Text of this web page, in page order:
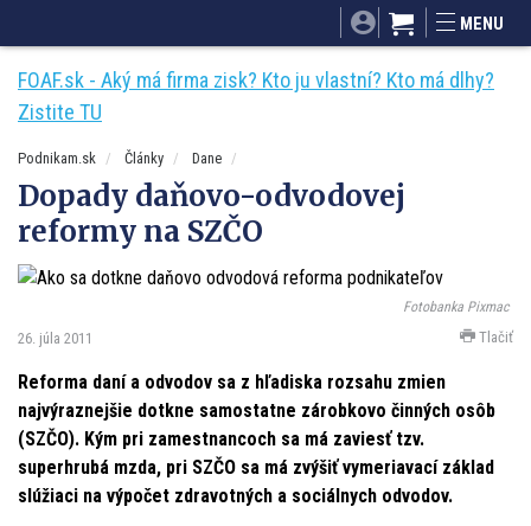
Mnamky-recepty.sk
MENU
FOAF.sk - Aký má firma zisk? Kto ju vlastní? Kto má dlhy?
Zistite TU
Podnikam.sk Články Dane
Dopady daňovo-odvodovej
reformy na SZČO
Fotobanka Pixmac
26. júla 2011 Tlačiť
Reforma daní a odvodov sa z hľadiska rozsahu zmien
najvýraznejšie dotkne samostatne zárobkovo činných osôb
(SZČO). Kým pri zamestnancoch sa má zaviesť tzv.
superhrubá mzda, pri SZČO sa má zvýšiť vymeriavací základ
slúžiaci na výpočet zdravotných a sociálnych odvodov.